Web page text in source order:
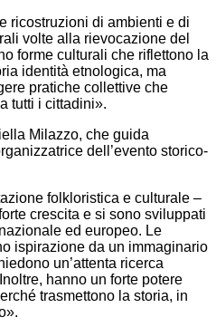
ricostruzioni di ambienti e di
volte alla rievocazione del
forme culturali che riflettono la
identità etnologica, ma
pratiche collettive che
tutti i cittadini».
Milazzo, che guida
dell’evento storico-
folkloristica e culturale –
crescita e si sono sviluppati
ed europeo. Le
ispirazione da un immaginario
un’attenta ricerca
hanno un forte potere
trasmettono la storia, in